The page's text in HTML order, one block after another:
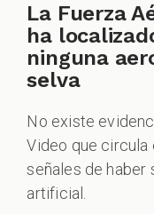
La Fuerza
ha
ninguna
selva
No existe
Video que
señales de haber
artificial.